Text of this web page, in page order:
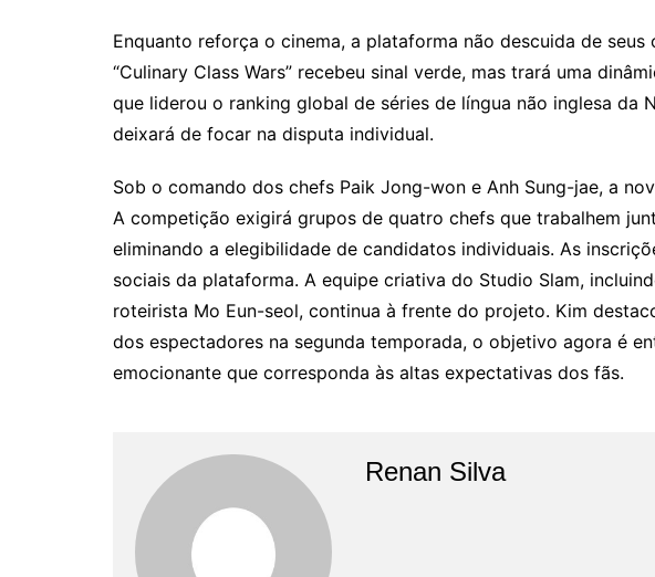
Enquanto reforça o cinema, a plataforma não descuida de
“Culinary Class Wars” recebeu sinal verde, mas trará uma
que liderou o ranking global de séries de língua não inglesa da
deixará de focar na disputa individual.
Sob o comando dos chefs Paik Jong-won e Anh Sung-jae, a
A competição exigirá grupos de quatro chefs que trabalhem
eliminando a elegibilidade de candidatos individuais. As
sociais da plataforma. A equipe criativa do Studio Slam,
roteirista Mo Eun-seol, continua à frente do projeto. Kim
dos espectadores na segunda temporada, o objetivo agora é
emocionante que corresponda às altas expectativas dos fãs.
Renan Silva